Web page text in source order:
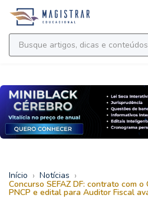
Início › Notícias ›
Concurso SEFAZ DF: contrato com
PNCP e edital para Auditor Fiscal